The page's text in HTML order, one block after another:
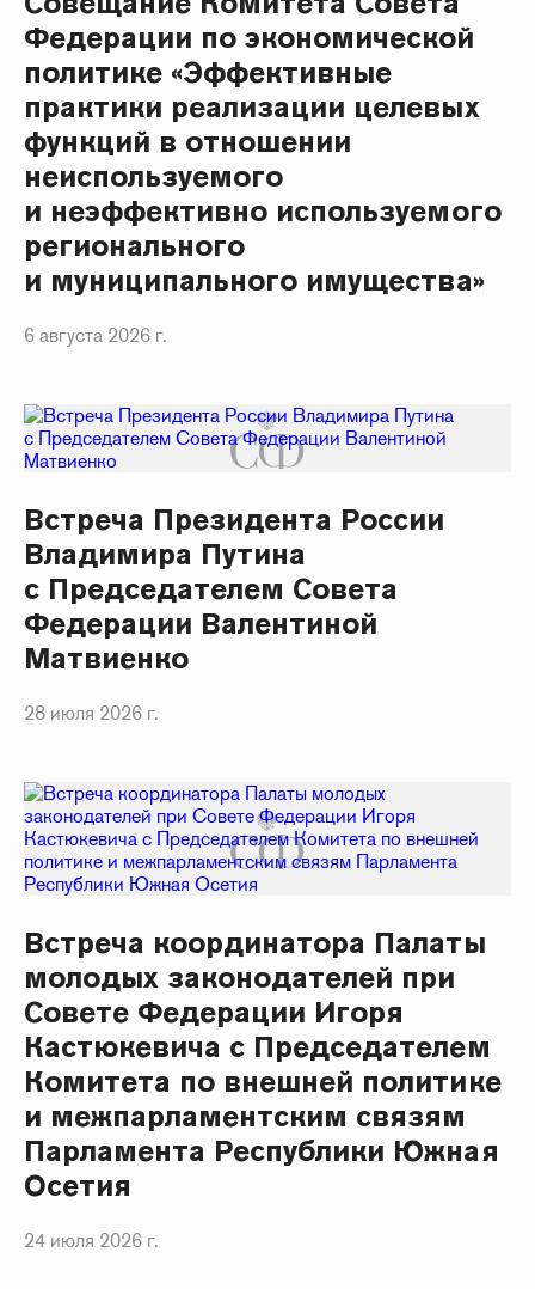
Федерации по экономической
политике «Эффективные
практики реализации целевых
функций в отношении
неиспользуемого
и неэффективно используемого
регионального
и муниципального имущества»
6 августа 2026 г.
Встреча Президента России
Владимира Путина
с Председателем Совета
Федерации Валентиной
Матвиенко
28 июля 2026 г.
Встреча координатора Палаты
молодых законодателей при
Совете Федерации Игоря
Кастюкевича с Председателем
Комитета по внешней политике
и межпарламентским связям
Парламента Республики Южная
Осетия
24 июля 2026 г.